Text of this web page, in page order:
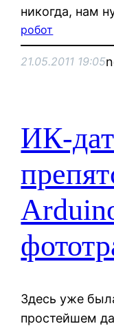
никогда, нам
робот
21.05.2011 19:05
ИК-
Здесь уже
простейшем